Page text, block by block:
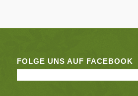
FOLGE UNS AUF FACEBOOK